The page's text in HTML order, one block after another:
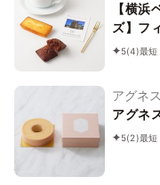
【横
ズ】フ
5(4)最
アグネ
アグネ
5(2)最